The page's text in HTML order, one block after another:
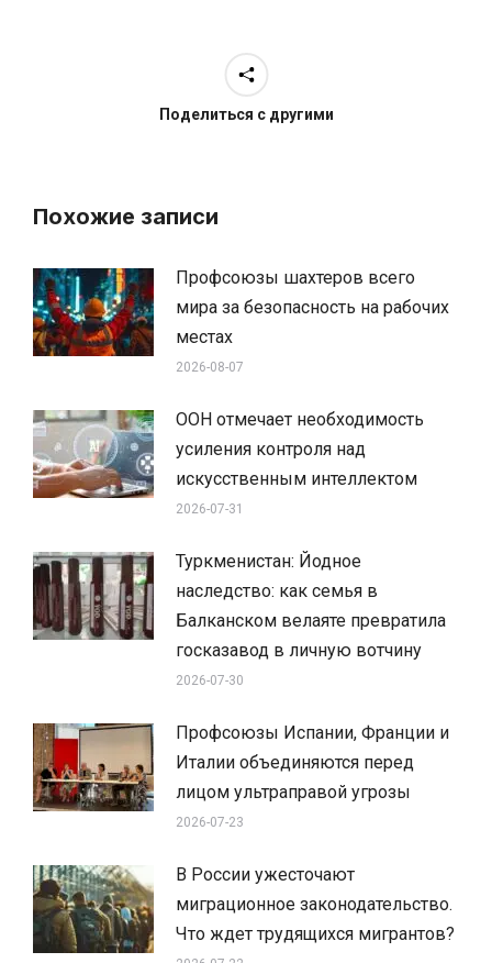
Поделиться с другими
Похожие записи
Профсоюзы шахтеров всего
мира за безопасность на рабочих
местах
2026-08-07
ООН отмечает необходимость
усиления контроля над
искусственным интеллектом
2026-07-31
Туркменистан: Йодное
наследство: как семья в
Балканском велаяте превратила
госказавод в личную вотчину
2026-07-30
Профсоюзы Испании, Франции и
Италии объединяются перед
лицом ультраправой угрозы
2026-07-23
В России ужесточают
миграционное законодательство.
Что ждет трудящихся мигрантов?